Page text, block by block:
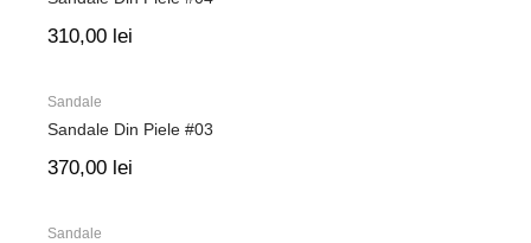
310,00 lei
Sandale
Sandale Din Piele #03
370,00 lei
Sandale